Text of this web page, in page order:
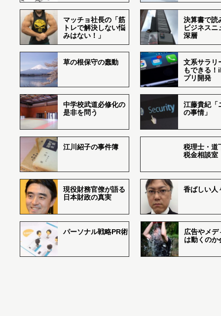
マッチョ社長の「筋
トレで解決しない悩
みはない！」
決算書で読
ビジネスニ
深層
草の根保守の蠢動
文系サラリ
もできる
プリ開発
中学校武道必修化の
是非を問う
江藤貴紀「
の事情」
江川紹子の事件簿
税理士・道
税金相談室
現役財務官僚が語る
日本財政の真実
香ばしい
パーソナル戦略PR術
広告やメデ
は動くのか